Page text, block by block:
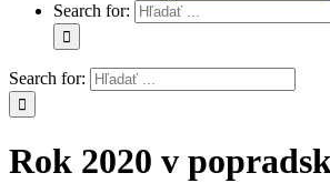
Search for:
Search for:
Rok 2020 v